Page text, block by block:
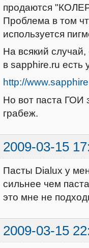
продаются
Проблема в том
используется
На всякий
в sapphire.ru есть
http://
Но вот паста ГОИ
грабеж.
2009-03-15
Пасты Dialux у
сильнее чем
это мне не
2009-03-15